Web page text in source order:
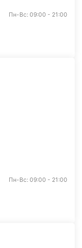
Пн-Вс: 09:00 - 21:00
Пн-Вс: 09:00 - 21:00